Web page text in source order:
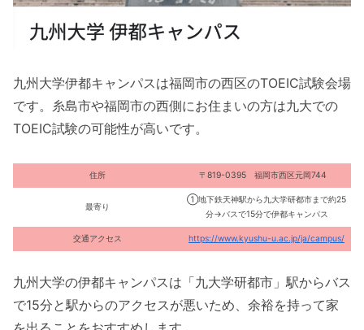
九州大学伊都キャンパスは福岡市の西区のTOEIC試験会場
です。糸島市や福岡市の西側にお住まいの方は九大での
TOEIC試験の可能性が高いです。
住所 〒819-0395 福岡市西区元岡744
最寄り
①地下鉄天神駅から九大学研都市まで約25
分→バスで15分で伊都キャンパス
交通アクセス https://www.kyushu-u.ac.jp/ja/campus/
九州大学の伊都キャンパスは「九大学研都市」駅からバス
で15分と駅からのアクセスが悪いため、余裕を持って家